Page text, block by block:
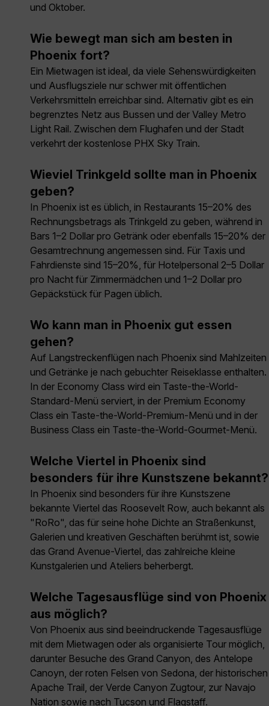
und Oktober.
Wie bewegt man sich am besten in
Phoenix fort?
Ein Mietwagen ist ideal, da viele Sehenswürdigkeiten
und Ausflugsziele nur schwer mit öffentlichen
Verkehrsmitteln erreichbar sind. Alternativ gibt es ein
begrenztes Netz aus Bussen und der Valley Metro
Light Rail. Zwischen dem Flughafen und der Stadt
verkehrt der kostenlose PHX Sky Train.
Wieviel Trinkgeld sollte man in Phoenix
geben?
In Phoenix ist es üblich, in Restaurants 15–20% des
Rechnungsbetrags als Trinkgeld zu geben, während in
Bars 1–2 Dollar pro Getränk oder ebenfalls 15–20% der
Gesamtrechnung angemessen sind. Für Taxis und
Fahrdienste sind 15–20%, für Hotelpersonal 2–5 Dollar
pro Nacht für Zimmermädchen und 1–2 Dollar pro
Gepäckstück für Pagen üblich.
Wo kann man in Phoenix gut essen
gehen?
Auf Langstreckenflügen nach Phoenix sind Mahlzeiten
und Getränke je nach gebuchter Reiseklasse enthalten.
In der Economy Class wird ein Taste-the-World-
Standard-Menü serviert, in der Premium Economy
Class ein Taste-the-World-Premium-Menü und in der
Business Class ein Taste-the-World-Gourmet-Menü.
Welche Viertel in Phoenix sind
besonders für ihre Kunstszene bekannt?
In Phoenix sind besonders für ihre Kunstszene
bekannte Viertel das Roosevelt Row, auch bekannt als
"RoRo", das für seine hohe Dichte an Straßenkunst,
Galerien und kreativen Geschäften berühmt ist, sowie
das Grand Avenue-Viertel, das zahlreiche kleine
Kunstgalerien und Ateliers beherbergt.
Welche Tagesausflüge sind von Phoenix
aus möglich?
Von Phoenix aus sind beeindruckende Tagesausflüge
mit dem Mietwagen oder als organisierte Tour möglich,
darunter Besuche des Grand Canyon, des Antelope
Canoyn, der roten Felsen von Sedona, der historischen
Apache Trail, der Verde Canyon Zugtour, zur Navajo
Nation sowie nach Tucson und Flagstaff.